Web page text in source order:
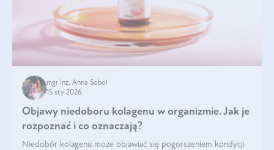
mgr inż. Anna Sobol
15 sty 2026
Objawy niedoboru kolagenu w organizmie. Jak je
rozpoznać i co oznaczają?
Niedobór kolagenu może objawiać się pogorszeniem kondycji